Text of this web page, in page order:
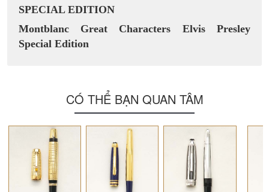
SPECIAL EDITION
Montblanc Great Characters Elvis Presley
Special Edition
CÓ THỂ BẠN QUAN TÂM